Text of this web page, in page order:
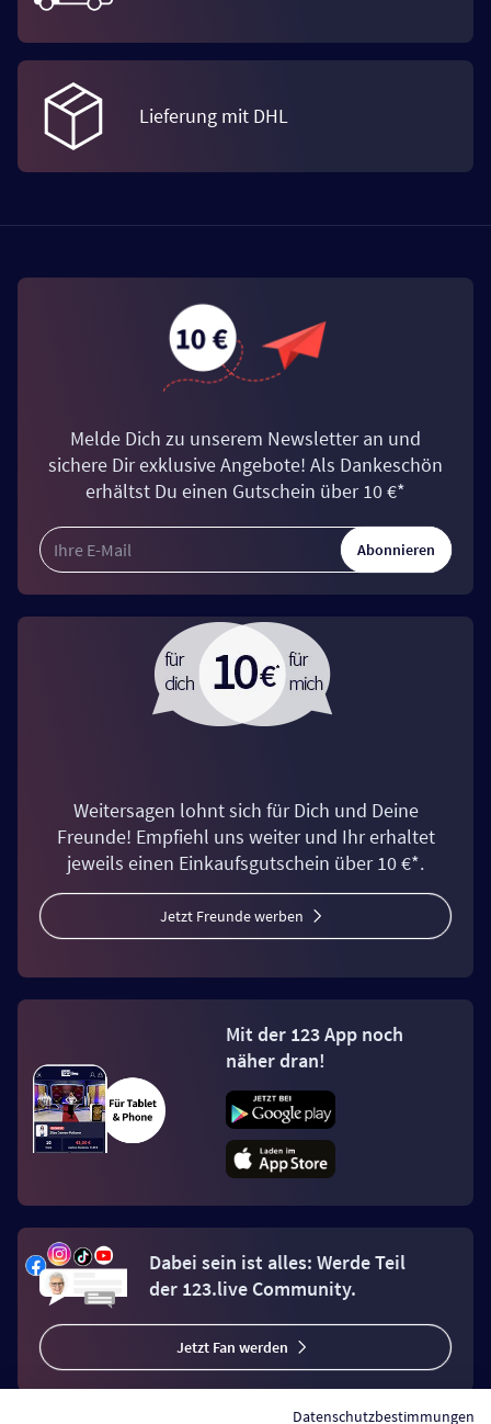
Lieferung mit DHL
Melde Dich zu unserem Newsletter an und
sichere Dir exklusive Angebote! Als Dankeschön
erhältst Du einen Gutschein über 10 €*
Abonnieren
Weitersagen lohnt sich für Dich und Deine
Freunde! Empfiehl uns weiter und Ihr erhaltet
jeweils einen Einkaufsgutschein über 10 €*.
Jetzt Freunde werben
Mit der 123 App noch
näher dran!
Dabei sein ist alles: Werde Teil
der 123.live Community.
Jetzt Fan werden
Datenschutzbestimmungen